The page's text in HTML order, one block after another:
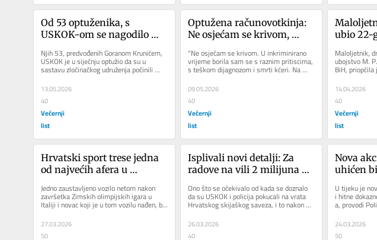
Od 53 optuženika, s
USKOK-om se nagodilo
ugostitelj Nikola Bušljeta i
poduzetnik Zdeslav Ivan
Njih 53, predvođenih Goranom Krunićem,
USKOK je u siječnju optužio da su u
sastavu zločinačkog udruženja počinili
porezne prevare i utaje...
13.05.2026
40
Večernji
list
Optužena računovotkinja:
Ne osjećam se krivom,
i predlažem sudu da me
oslobodi krivnje
"Ne osjećam se krivom. U inkriminirano
vrijeme borila sam se s raznim pritiscima,
s teškom dijagnozom i smrti kćeri. Na
kraju sam završila...
09.05.2026
40
Večernji
list
ubio 22-
njegovo
te
Maloljetnik,
ubojstvo M.
BiH,
je o...
14.04.2026
40
Večernji
list
Hrvatski sport trese jedna
od najvećih afera u
put otkrilo da nešto ne
štima
Jedno zaustavljeno vozilo netom nakon
završetka Zimskih olimpijskih igara u
Italiji i novac koji je u tom vozilu nađen, bio
je, barem javni,...
27.03.2026
50
Isplivali novi detalji: Za
radove na vili 2 milijuna
luksuzne torbice za oko
500.000 eura
Ono što se očekivalo od kada se doznalo
da su USKOK i policija pokucali na vrata
Hrvatskog skijaškog saveza, i to nakon
što se pročulo da je...
26.03.2026
40
Nova
uhićen
U tijeku je
i hitne
a, provodi
podravska.
24.03.2026
50